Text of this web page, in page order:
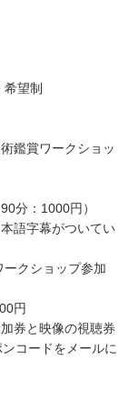
望制
鑑賞ワークショッ
分：1000円）
語字幕がついてい
クショップ参加
円
券と映像の視聴券
コードをメールに